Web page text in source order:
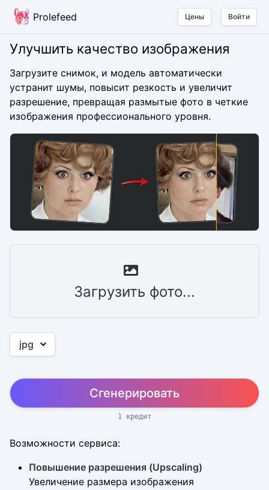
Prolefeed Цены Войти
Улучшить качество изображения
Загрузите снимок, и модель автоматически
устранит шумы, повысит резкость и увеличит
разрешение, превращая размытые фото в четкие
изображения профессионального уровня.
Загрузить фото...
jpg
Сгенерировать
1 кредит
Возможности сервиса:
Повышение разрешения (Upscaling)
Увеличение размера изображения